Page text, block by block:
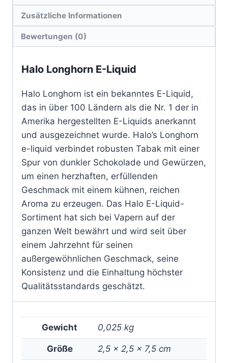
Zusätzliche Informationen
Bewertungen (0)
Halo Longhorn E-Liquid
Halo Longhorn ist ein bekanntes E-Liquid,
das in über 100 Ländern als die Nr. 1 der in
Amerika hergestellten E-Liquids anerkannt
und ausgezeichnet wurde. Halo’s Longhorn
e-liquid verbindet robusten Tabak mit einer
Spur von dunkler Schokolade und Gewürzen,
um einen herzhaften, erfüllenden
Geschmack mit einem kühnen, reichen
Aroma zu erzeugen. Das Halo E-Liquid-
Sortiment hat sich bei Vapern auf der
ganzen Welt bewährt und wird seit über
einem Jahrzehnt für seinen
außergewöhnlichen Geschmack, seine
Konsistenz und die Einhaltung höchster
Qualitätsstandards geschätzt.
Gewicht 0,025 kg
Größe 2,5 × 2,5 × 7,5 cm